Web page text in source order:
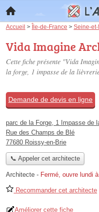
Accueil > Île-de-France > Seine-et-
Vida Imagine
Cette fiche présente "Vida
la forge, 1 impasse de la
Demande de devis en ligne
parc de la Forge, 1 Impasse de
Rue des Champs de Blé
77680 Roissy-en-Brie
📞 Appeler cet architecte
Architecte - Fermé, ouvre lundi
Recommander cet architecte
Améliorer cette fiche